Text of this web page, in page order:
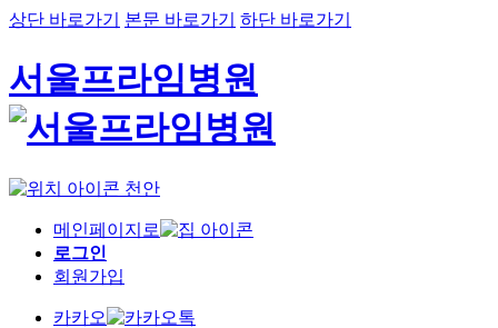
상단 바로가기 본문 바로가기 하단 바로가기
서울프라임병원
천안
메인페이지로
로그인
회원가입
카카오